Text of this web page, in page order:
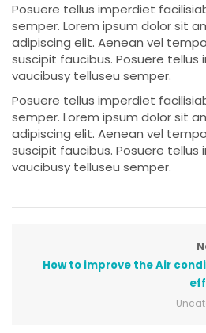
Posuere tellus imperdiet
semper. Lorem ipsum dolor sit
adipiscing elit. Aenean vel
suscipit faucibus. Posuere
vaucibusy telluseu semper.
Posuere tellus imperdiet
semper. Lorem ipsum dolor sit
adipiscing elit. Aenean vel
suscipit faucibus. Posuere
vaucibusy telluseu semper.
How to improve the Air